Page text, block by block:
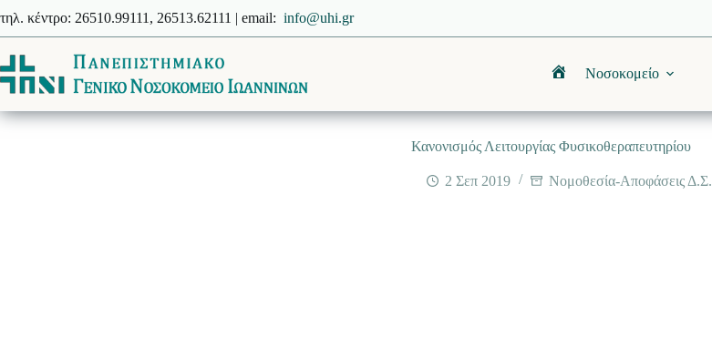
στο
περιεχόμενο
τηλ. κέντρο: 26510.99111, 26513.62111 | email: info@uhi.gr
ΑρχικήΝοσοκομείο
Κανονισμός Λειτουργίας Φυσικοθεραπευτηρίου
2 Σεπ 2019 Νομοθεσία-Αποφάσεις Δ.Σ.